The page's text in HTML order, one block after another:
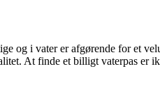
og i vater er afgørende for et
At finde et billigt vaterpas er